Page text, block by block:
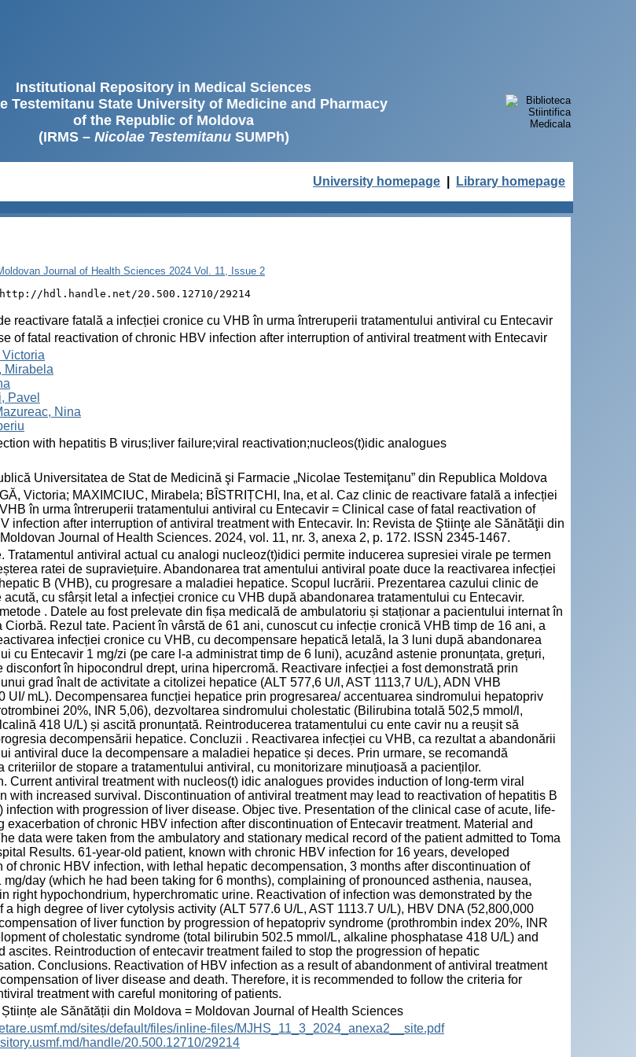
Institutional Repository in Medical Sciences
Testemitanu State University of Medicine and Pharmacy
of the Republic of Moldova
(IRMS – Nicolae TestemitanuSUMPh)
University homepage Library homepage
Journal of Health Sciences 2024 Vol. 11, Issue 2
http://hdl.handle.net/20.500.12710/29214
reactivare fatală a infecției cronice cu VHB în urma întreruperii tratamentului antiviral cu Entecavir
of fatal reactivation of chronic HBV infection after interruption of antiviral treatment with Entecavir
Mirabela
Pavel
Nina
with hepatitis B virus;liver failure;viral reactivation;nucleos(t)idic analogues
Universitatea de Stat de Medicină şi Farmacie „Nicolae Testemiţanu” din Republica Moldova
Victoria; MAXIMCIUC, Mirabela; BÎSTRIȚCHI, Ina, et al. Caz clinic de reactivare fatală a infecției
în urma întreruperii tratamentului antiviral cu Entecavir = Clinical case of fatal reactivation of
infection after interruption of antiviral treatment with Entecavir. In: Revista de Ştiinţe ale Sănătăţii din
Journal of Health Sciences. 2024, vol. 11, nr. 3, anexa 2, p. 172. ISSN 2345-1467.
Tratamentul antiviral actual cu analogi nucleoz(t)idici permite inducerea supresiei virale pe termen
ratei de supraviețuire. Abandonarea trat amentului antiviral poate duce la reactivarea infecției
B (VHB), cu progresare a maladiei hepatice. Scopul lucrării. Prezentarea cazului clinic de
acută, cu sfârșit letal a infecției cronice cu VHB după abandonarea tratamentului cu Entecavir.
. Datele au fost prelevate din fișa medicală de ambulatoriu și staționar a pacientului internat în
Ciorbă. Rezul tate. Pacient în vârstă de 61 ani, cunoscut cu infecție cronică VHB timp de 16 ani, a
infecției cronice cu VHB, cu decompensare hepatică letală, la 3 luni după abandonarea
cu Entecavir 1 mg/zi (pe care l-a administrat timp de 6 luni), acuzând astenie pronunțata, grețuri,
disconfort în hipocondrul drept, urina hipercromă. Reactivare infecției a fost demonstrată prin
grad înalt de activitate a citolizei hepatice (ALT 577,6 U/l, AST 1113,7 U/L), ADN VHB
UI/ mL). Decompensarea funcției hepatice prin progresarea/ accentuarea sindromului hepatopriv
20%, INR 5,06), dezvoltarea sindromului cholestatic (Bilirubina totală 502,5 mmol/l,
418 U/L) și ascită pronunțată. Reintroducerea tratamentului cu ente cavir nu a reușit să
decompensării hepatice. Concluzii . Reactivarea infecției cu VHB, ca rezultat a abandonării
antiviral duce la decompensare a maladiei hepatice și deces. Prin urmare, se recomandă
criteriilor de stopare a tratamentului antiviral, cu monitorizare minuțioasă a pacienților.
Current antiviral treatment with nucleos(t) idic analogues provides induction of long-term viral
with increased survival. Discontinuation of antiviral treatment may lead to reactivation of hepatitis B
infection with progression of liver disease. Objec tive. Presentation of the clinical case of acute, life-
exacerbation of chronic HBV infection after discontinuation of Entecavir treatment. Material and
data were taken from the ambulatory and stationary medical record of the patient admitted to Toma
Results. 61-year-old patient, known with chronic HBV infection for 16 years, developed
of chronic HBV infection, with lethal hepatic decompensation, 3 months after discontinuation of
mg/day (which he had been taking for 6 months), complaining of pronounced asthenia, nausea,
right hypochondrium, hyperchromatic urine. Reactivation of infection was demonstrated by the
a high degree of liver cytolysis activity (ALT 577.6 U/L, AST 1113.7 U/L), HBV DNA (52,800,000
of liver function by progression of hepatopriv syndrome (prothrombin index 20%, INR
of cholestatic syndrome (total bilirubin 502.5 mmol/L, alkaline phosphatase 418 U/L) and
ascites. Reintroduction of entecavir treatment failed to stop the progression of hepatic
Conclusions. Reactivation of HBV infection as a result of abandonment of antiviral treatment
of liver disease and death. Therefore, it is recommended to follow the criteria for
treatment with careful monitoring of patients.
ale Sănătății din Moldova = Moldovan Journal of Health Sciences
sites/default/files/inline-files/MJHS_11_3_2024_anexa2__site.pdf
handle/20.500.12710/29214